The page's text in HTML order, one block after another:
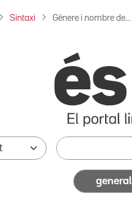
Sintaxi Gènere i nombre de...
general